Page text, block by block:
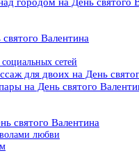
Валентина
сетей
для двоих на День
на День святого
святого Валентина
любви